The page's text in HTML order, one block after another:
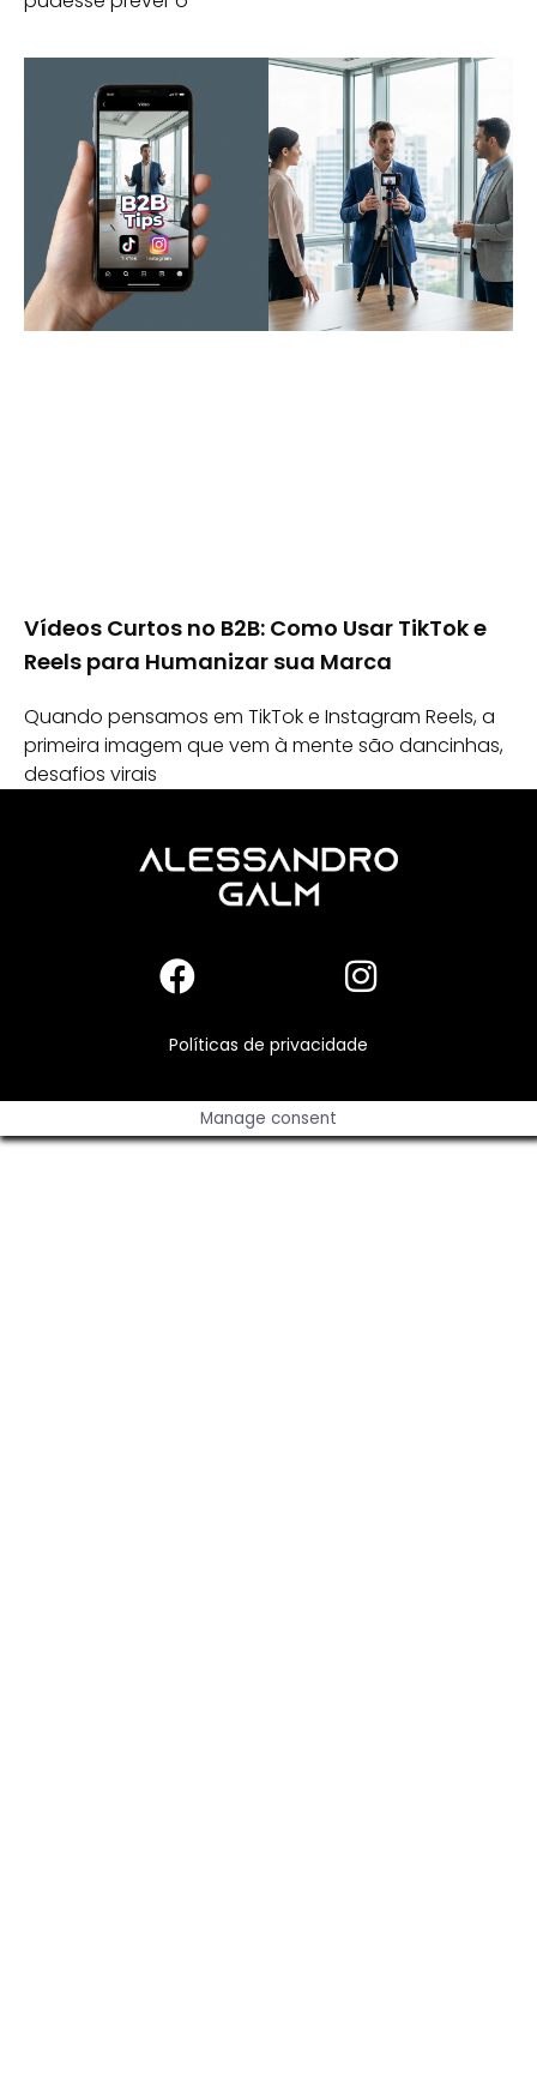
Vídeos Curtos no B2B: Como Usar TikTok e
Reels para Humanizar sua Marca
Quando pensamos em TikTok e Instagram Reels, a
primeira imagem que vem à mente são dancinhas,
desafios virais
Políticas de privacidade
Manage consent